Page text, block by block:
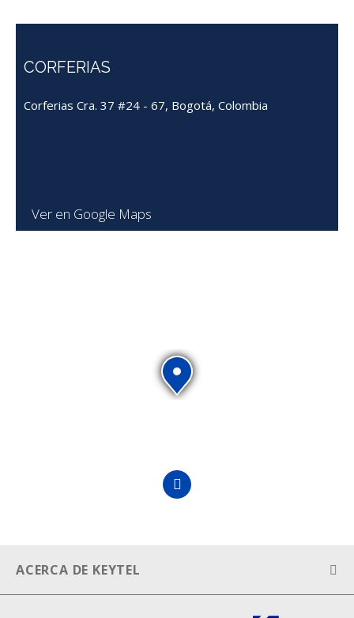
CORFERIAS
Corferias Cra. 37 #24 - 67, Bogotá, Colombia
Ver en Google Maps
ACERCA DE KEYTEL